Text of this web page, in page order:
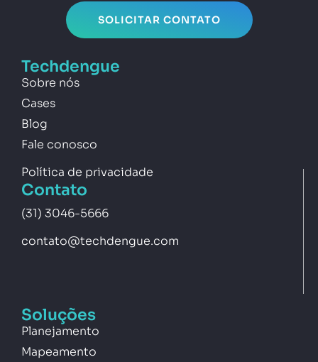
SOLICITAR CONTATO
Techdengue
Sobre nós
Cases
Blog
Fale conosco
Política de privacidade
Contato
(31) 3046-5666
contato@techdengue.com
Soluções
Planejamento
Mapeamento